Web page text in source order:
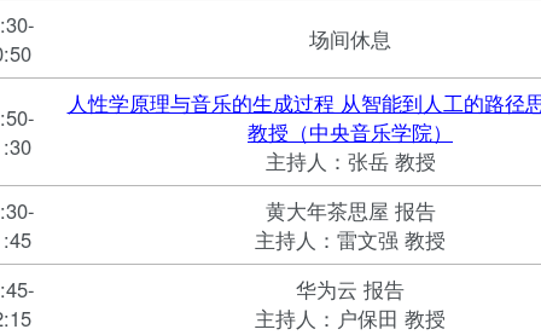
场间休息
人性学原理与音乐的生成过程 从智能到人工的路径
教授（中央音乐学院）
主持人：张岳 教授
黄大年茶思屋 报告
主持人：雷文强 教授
华为云 报告
主持人：户保田 教授